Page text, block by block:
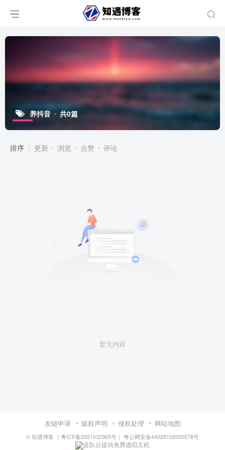
养抖音 共0篇
排序 更新 浏览 点赞 评论
暂无内容
友链申请 版权声明 侵权处理 网站地图
© 知遇博客 ｜ 粤ICP备2021032965号 ｜ 粤公网安备44028102000078号
蓝队云提供免费虚拟主机